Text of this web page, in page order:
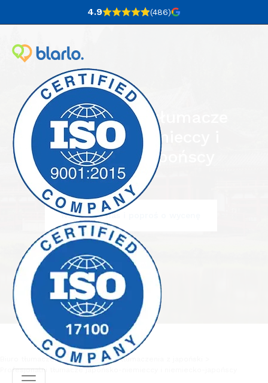
4.9 (486)
Profesjonalni tłumacze
japońsko-niemieccy i
niemiecko-japońscy
Napisz do nas i poproś o wycenę
Biuro tłumaczeń
Profesjonalne tłumaczenia z japoński
Profesjonalni tłumacze japońsko-niemieccy i niemiecko-japońscy